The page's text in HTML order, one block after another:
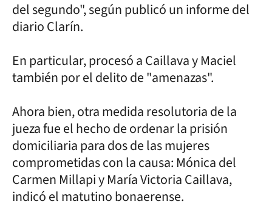
del segundo", según publicó un informe del
diario Clarín.
En particular, procesó a Caillava y Maciel
también por el delito de "amenazas".
Ahora bien, otra medida resolutoria de la
jueza fue el hecho de ordenar la prisión
domiciliaria para dos de las mujeres
comprometidas con la causa: Mónica del
Carmen Millapi y María Victoria Caillava,
indicó el matutino bonaerense.